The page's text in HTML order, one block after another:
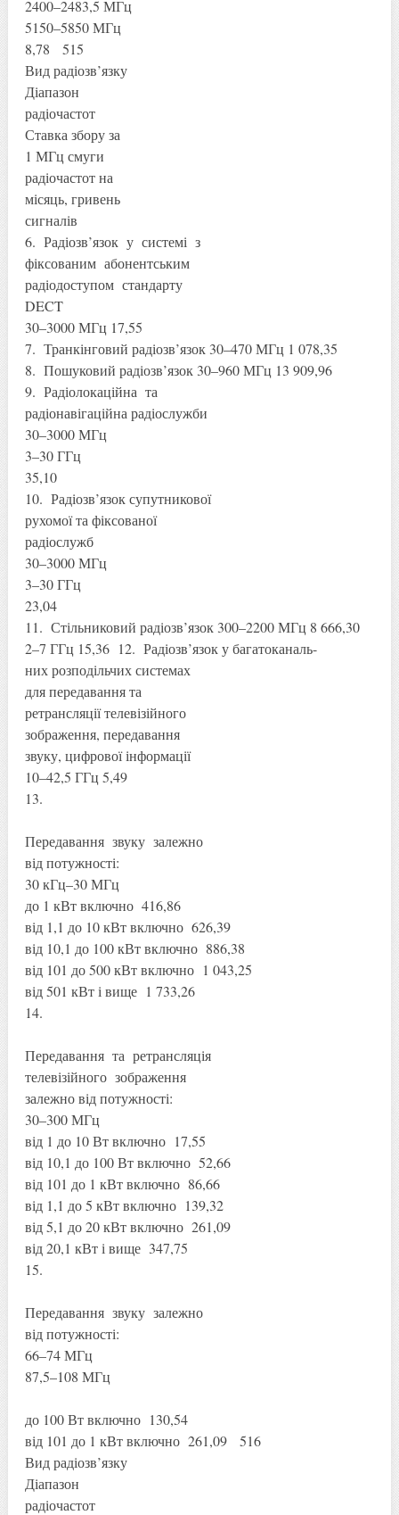
2400–2483,5 МГц
5150–5850 МГц
8,78 515
Вид радіозв’язку
Діапазон
радіочастот
Ставка збору за
1 МГц смуги
радіочастот на
місяць, гривень
сигналів
6. Радіозв’язок у системі з
фіксованим абонентським
радіодоступом стандарту
DECT
30–3000 МГц 17,55
7. Транкінговий радіозв’язок 30–470 МГц 1 078,35
8. Пошуковий радіозв’язок 30–960 МГц 13 909,96
9. Радіолокаційна та
радіонавігаційна радіослужби
30–3000 МГц
3–30 ГГц
35,10
10. Радіозв’язок супутникової
рухомої та фіксованої
радіослужб
30–3000 МГц
3–30 ГГц
23,04
11. Стільниковий радіозв’язок 300–2200 МГц 8 666,30
2–7 ГГц 15,36 12. Радіозв’язок у багатоканаль-
них розподільчих системах
для передавання та
ретрансляції телевізійного
зображення, передавання
звуку, цифрової інформації
10–42,5 ГГц 5,49
13.
Передавання звуку залежно
від потужності:
30 кГц–30 МГц
до 1 кВт включно 416,86
від 1,1 до 10 кВт включно 626,39
від 10,1 до 100 кВт включно 886,38
від 101 до 500 кВт включно 1 043,25
від 501 кВт і вище 1 733,26
14.
Передавання та ретрансляція
телевізійного зображення
залежно від потужності:
30–300 МГц
від 1 до 10 Вт включно 17,55
від 10,1 до 100 Вт включно 52,66
від 101 до 1 кВт включно 86,66
від 1,1 до 5 кВт включно 139,32
від 5,1 до 20 кВт включно 261,09
від 20,1 кВт і вище 347,75
15.
Передавання звуку залежно
від потужності:
66–74 МГц
87,5–108 МГц
до 100 Вт включно 130,54
від 101 до 1 кВт включно 261,09 516
Вид радіозв’язку
Діапазон
радіочастот